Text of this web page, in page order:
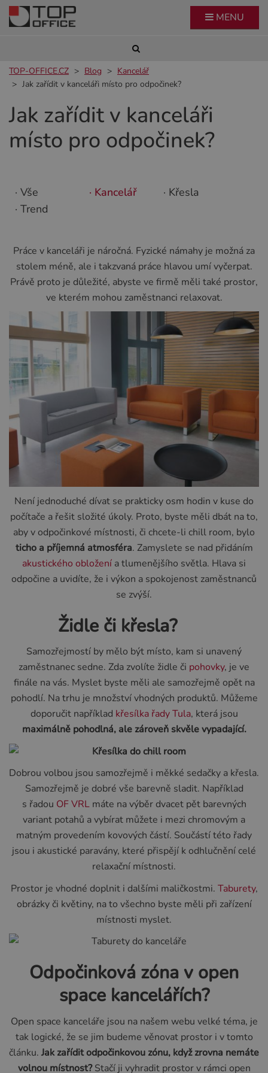
MENU
TOP-OFFICE.CZ Blog
Kancelář
Jak zařídit v kanceláři místo pro odpočinek?
Jak zařídit v kanceláři
místo pro odpočinek?
· Vše · Kancelář
· Křesla
· Trend
Práce v kanceláři je náročná. Fyzické námahy je možná za
stolem méně, ale i takzvaná práce hlavou umí vyčerpat.
Právě proto je důležité, abyste ve firmě měli také prostor,
ve kterém mohou zaměstnanci relaxovat.
Není jednoduché dívat se prakticky osm hodin v kuse do
počítače a řešit složité úkoly. Proto, byste měli dbát na to,
aby v odpočinkové místnosti, či chcete-li chill room, bylo
ticho a příjemná atmosféra. Zamyslete se nad přidáním
akustického obložení a tlumenějšího světla. Hlava si
odpočine a uvidíte, že i výkon a spokojenost zaměstnanců
se zvýší.
Židle či křesla?
Samozřejmostí by mělo být místo, kam si unavený
zaměstnanec sedne. Zda zvolíte židle či pohovky, je ve
finále na vás. Myslet byste měli ale samozřejmě opět na
pohodlí. Na trhu je množství vhodných produktů. Můžeme
doporučit například křesílka řady Tula, která jsou
maximálně pohodlná, ale zároveň skvěle vypadající.
Dobrou volbou jsou samozřejmě i měkké sedačky a křesla.
Samozřejmě je dobré vše barevně sladit. Například
s řadou OF VRLmáte na výběr dvacet pět barevných
variant potahů a vybírat můžete i mezi chromovým a
matným provedením kovových částí. Součástí této řady
jsou i akustické paravány, které přispějí k odhlučnění celé
relaxační místnosti.
Prostor je vhodné doplnit i dalšími maličkostmi. Taburety,
obrázky či květiny, na to všechno byste měli při zařízení
místnosti myslet.
Odpočinková zóna v open
space kancelářích?
Open space kanceláře jsou na našem webu velké téma, je
tak logické, že se jim budeme věnovat prostor i v tomto
článku. Jak zařídit odpočinkovou zónu, když zrovna nemáte
volnou místnost?Stačí ji vyhradit prostor v rámci open